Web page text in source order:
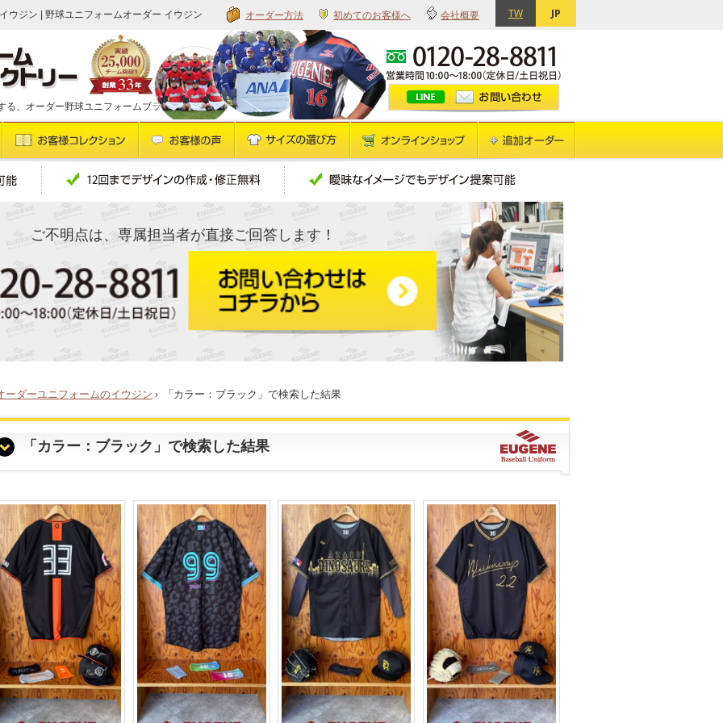
ウジン | 野球ユニフォームオーダー イウジン 会社概要
初めてのお客様へ
オーダー方法 TW JP
る、オーダー野球ユニフォームブランドです
ご不明点は、専属担当者が直接ご回答します！
ーダーユニフォームのイウジン › 「カラー：ブラック」で検索した結果
「カラー：ブラック」で検索した結果